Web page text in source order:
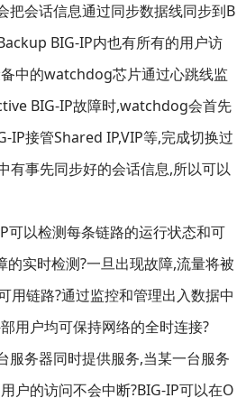
把会话信息通过同步数据线同步到B
BIG-IP内也有所有的用户访
中的watchdog芯片通过心跳线监
BIG-IP故障时,watchdog会首先
IP接管Shared IP,VIP等,完成切换过
有事先同步好的会话信息,所以可以
以检测每条链路的运行状态和可
的实时检测?一旦出现故障,流量将被
用链路?通过监控和管理出入数据中
用户均可保持网络的全时连接?
务器同时提供服务,当某一台服务
户的访问不会中断?BIG-IP可以在O